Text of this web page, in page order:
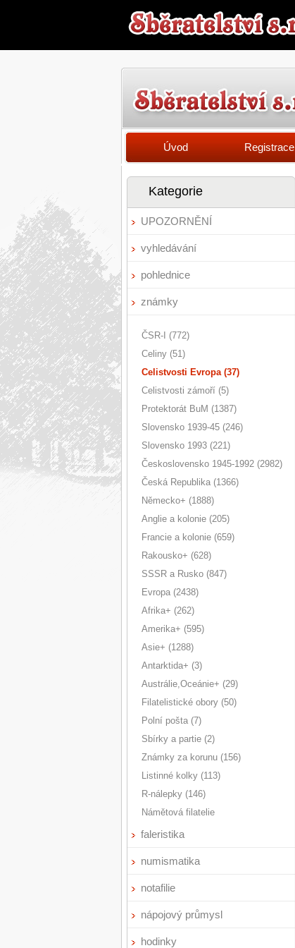
Úvod Registrace
Kategorie
UPOZORNĚNÍ
vyhledávání
pohlednice
známky
ČSR-I (772)
Celiny (51)
Celistvosti Evropa (37)
Celistvosti zámoří (5)
Protektorát BuM (1387)
Slovensko 1939-45 (246)
Slovensko 1993 (221)
Československo 1945-1992 (2982)
Česká Republika (1366)
Německo+ (1888)
Anglie a kolonie (205)
Francie a kolonie (659)
Rakousko+ (628)
SSSR a Rusko (847)
Evropa (2438)
Afrika+ (262)
Amerika+ (595)
Asie+ (1288)
Antarktida+ (3)
Austrálie,Oceánie+ (29)
Filatelistické obory (50)
Polní pošta (7)
Sbírky a partie (2)
Známky za korunu (156)
Listinné kolky (113)
R-nálepky (146)
Námětová filatelie
faleristika
numismatika
notafilie
nápojový průmysl
hodinky